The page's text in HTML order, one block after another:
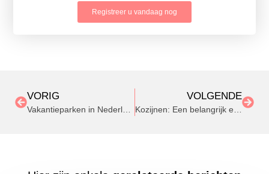
Registreer u vandaag nog
VORIG VOLGENDE